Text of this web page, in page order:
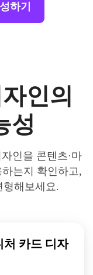
하기
인의
성
인을 콘텐츠·마
는지 확인하고,
형해보세요.
처 카드 디자